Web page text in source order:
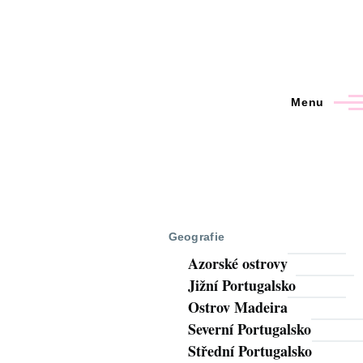
Menu
Geografie
Azorské ostrovy
Jižní Portugalsko
Ostrov Madeira
Severní Portugalsko
Střední Portugalsko